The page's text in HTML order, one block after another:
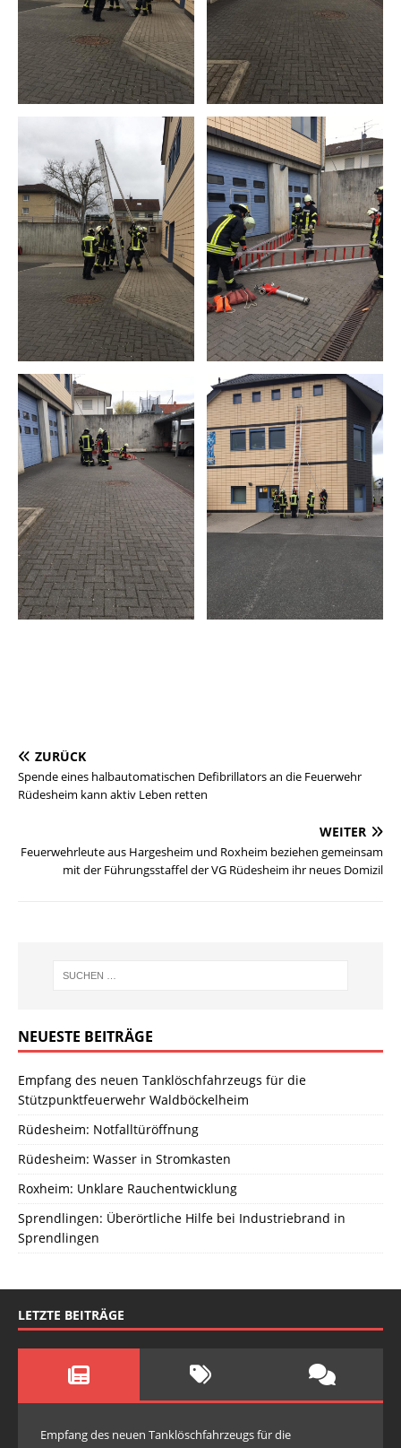
ZURÜCK
Spende eines halbautomatischen Defibrillators an die Feuerwehr
Rüdesheim kann aktiv Leben retten
WEITER
Feuerwehrleute aus Hargesheim und Roxheim beziehen gemeinsam
mit der Führungsstaffel der VG Rüdesheim ihr neues Domizil
NEUESTE BEITRÄGE
Empfang des neuen Tanklöschfahrzeugs für die
Stützpunktfeuerwehr Waldböckelheim
Rüdesheim: Notfalltüröffnung
Rüdesheim: Wasser in Stromkasten
Roxheim: Unklare Rauchentwicklung
Sprendlingen: Überörtliche Hilfe bei Industriebrand in
Sprendlingen
LETZTE BEITRÄGE
Empfang des neuen Tanklöschfahrzeugs für die